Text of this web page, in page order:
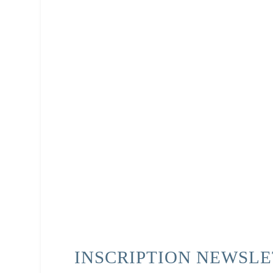
INSCRIPTION